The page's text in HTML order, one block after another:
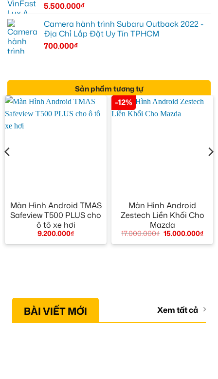
5.500.000₫
Camera hành trình Subaru Outback 2022 -
Địa Chỉ Lắp Đặt Uy Tín TPHCM
700.000₫
Sản phẩm tương tự
Màn Hình Android TMAS
Safeview T500 PLUS cho
ô tô xe hơi
9.200.000₫
-12%
Màn Hình Android
Zestech Liền Khối Cho
Mazda
17.000.000₫ 15.000.000₫
BÀI VIẾT MỚI Xem tất cả